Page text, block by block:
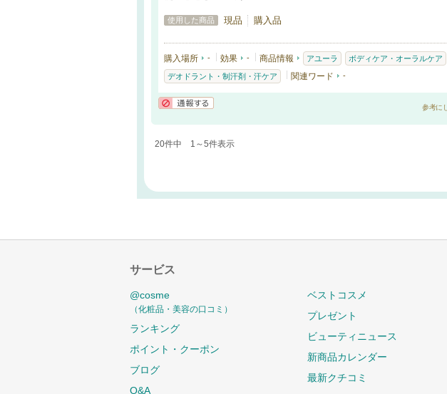
使用した商品 現品 購入品
購入場所 - 効果 - 商品情報 アユーラ ボディケア・オーラルケア
デオドラント・制汗剤・汗ケア 関連ワード -
参考に
20件中 1～5件表示
サービス
@cosme
（化粧品・美容の口コミ）
ランキング
ポイント・クーポン
ブログ
Q&A
ベストコスメ
プレゼント
ビューティニュース
新商品カレンダー
最新クチコミ